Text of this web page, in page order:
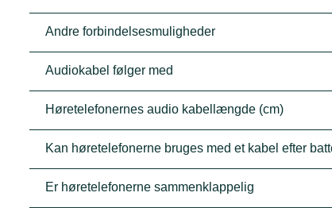
Andre forbindelsesmuligheder
Audiokabel følger med
Høretelefonernes audio kabellængde (cm)
Kan høretelefonerne bruges med et kabel efter
Er høretelefonerne sammenklappelig